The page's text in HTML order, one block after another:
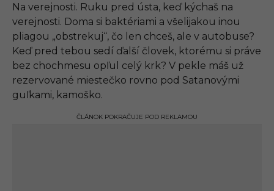
Na verejnosti. Ruku pred ústa, keď kýchaš na
verejnosti. Doma si baktériami a všelijakou inou
pliagou „obstrekuj“, čo len chceš, ale v autobuse?
Keď pred tebou sedí ďalší človek, ktorému si práve
bez chochmesu opľul celý krk? V pekle máš už
rezervované miestečko rovno pod Satanovými
guľkami, kamoško.
ČLÁNOK POKRAČUJE POD REKLAMOU